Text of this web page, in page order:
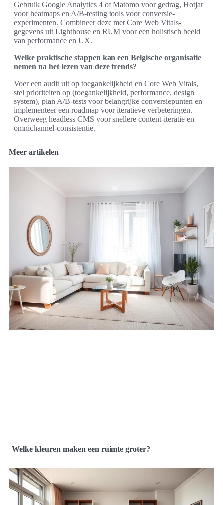
Gebruik Google Analytics 4 of Matomo voor gedrag, Hotjar
voor heatmaps en A/B-testing tools voor conversie-
experimenten. Combineer deze met Core Web Vitals-
gegevens uit Lighthouse en RUM voor een holistisch beeld
van performance en UX.
Welke praktische stappen kan een Belgische organisatie
nemen na het lezen van deze trends?
Voer een audit uit op toegankelijkheid en Core Web Vitals,
stel prioriteiten op (toegankelijkheid, performance, design
system), plan A/B-tests voor belangrijke conversiepunten en
implementeer een roadmap voor iteratieve verbeteringen.
Overweeg headless CMS voor snellere content-iteratie en
omnichannel-consistentie.
Meer artikelen
Welke kleuren maken een ruimte groter?